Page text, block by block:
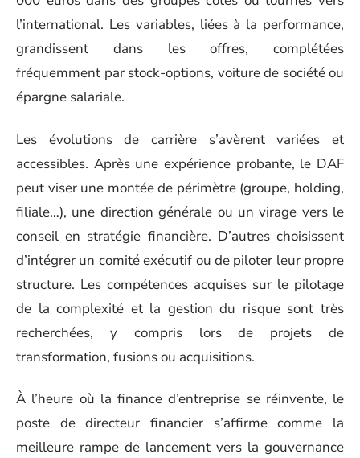
l’international. Les variables, liées à la performance,
grandissent dans les offres, complétées
fréquemment par stock-options, voiture de société ou
épargne salariale.
Les évolutions de carrière s’avèrent variées et
accessibles. Après une expérience probante, le DAF
peut viser une montée de périmètre (groupe, holding,
filiale…), une direction générale ou un virage vers le
conseil en stratégie financière. D’autres choisissent
d’intégrer un comité exécutif ou de piloter leur propre
structure. Les compétences acquises sur le pilotage
de la complexité et la gestion du risque sont très
recherchées, y compris lors de projets de
transformation, fusions ou acquisitions.
À l’heure où la finance d’entreprise se réinvente, le
poste de directeur financier s’affirme comme la
meilleure rampe de lancement vers la gouvernance